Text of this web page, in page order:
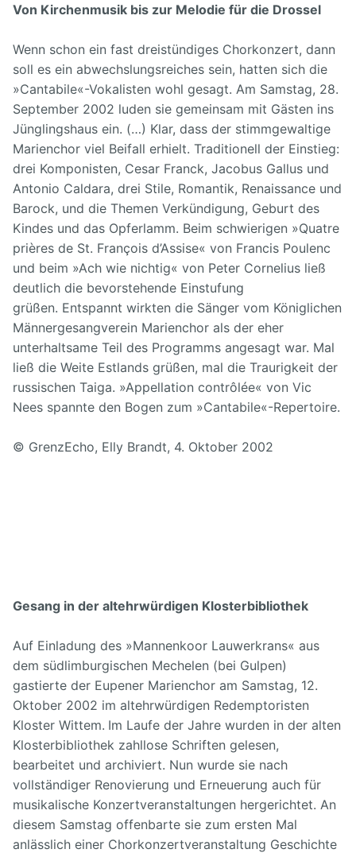
Von Kirchenmusik bis zur Melodie für die Drossel
Wenn schon ein fast dreistündiges Chorkonzert, dann
soll es ein abwechslungsreiches sein, hatten sich die
»Cantabile«-Vokalisten wohl gesagt. Am Samstag, 28.
September 2002 luden sie gemeinsam mit Gästen ins
Jünglingshaus ein. (…) Klar, dass der stimmgewaltige
Marienchor viel Beifall erhielt. Traditionell der Einstieg:
drei Komponisten, Cesar Franck, Jacobus Gallus und
Antonio Caldara, drei Stile, Romantik, Renaissance und
Barock, und die Themen Verkündigung, Geburt des
Kindes und das Opferlamm. Beim schwierigen »Quatre
prières de St. François d’Assise« von Francis Poulenc
und beim »Ach wie nichtig« von Peter Cornelius ließ
deutlich die bevorstehende Einstufung
grüßen. Entspannt wirkten die Sänger vom Königlichen
Männergesangverein Marienchor als der eher
unterhaltsame Teil des Programms angesagt war. Mal
ließ die Weite Estlands grüßen, mal die Traurigkeit der
russischen Taiga. »Appellation contrôlée« von Vic
Nees spannte den Bogen zum »Cantabile«-Repertoire.
© GrenzEcho, Elly Brandt, 4. Oktober 2002
Gesang in der altehrwürdigen Klosterbibliothek
Auf Einladung des »Mannenkoor Lauwerkrans« aus
dem südlimburgischen Mechelen (bei Gulpen)
gastierte der Eupener Marienchor am Samstag, 12.
Oktober 2002 im altehrwürdigen Redemptoristen
Kloster Wittem. Im Laufe der Jahre wurden in der alten
Klosterbibliothek zahllose Schriften gelesen,
bearbeitet und archiviert. Nun wurde sie nach
vollständiger Renovierung und Erneuerung auch für
musikalische Konzertveranstaltungen hergerichtet. An
diesem Samstag offenbarte sie zum ersten Mal
anlässlich einer Chorkonzertveranstaltung Geschichte